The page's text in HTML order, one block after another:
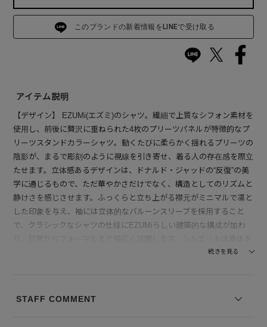
このブランドの新着情報をLINEで受け取る
アイテム説明
【デザイン】 EZUMi(エズミ)のシャツ。繊細で上質なシフォン素材を
使用し、前後に贅沢に重ねられた4枚のプリーツパネルが特徴的なプ
リーツスタンドカラーシャツ。動くたびに柔らかく揺れるプリーツの
陰影が、まるで彫刻のように視線を引き寄せ、着る人の存在感を際立
たせます。立体感あるデザインは、ドナルド・ジャッドの“反復”の美
学に通じるもので、ただ華やかさだけでなく、構造としてのリズムと
静けさを感じさせます。ふっくらと立ち上がる襟元がミニマルで凛と
した印象を与え、袖には立体的なバルーンスリーブを採用すること
で、クラシックなシャツの仕様にEZUMiらしい建築的な構成が加わ
包み込みつつ自然に広がり、羽のような軽やかさと共に洗練された空
続きを見る
STAFF COMMENT